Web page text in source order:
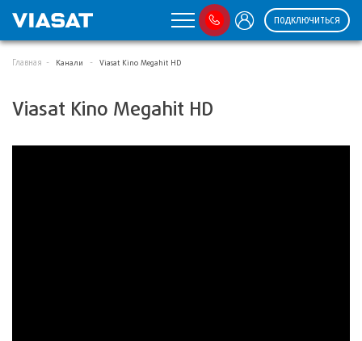
ПОДКЛЮЧИТЬСЯ
Главная Канали Viasat Kino Megahit HD
Viasat Kino Megahit HD